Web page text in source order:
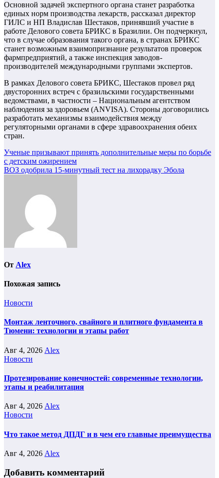
Основной задачей экспертного органа станет разработка
единых норм производства лекарств, рассказал директор
ГИЛС и НП Владислав Шестаков, принявший участие в
работе Делового совета БРИКС в Бразилии. Он подчеркнул,
что в случае образования такого органа, в странах БРИКС
станет возможным взаимопризнание результатов проверок
фармпредприятий, а также инспекция заводов-
производителей международными группами экспертов.
В рамках Делового совета БРИКС, Шестаков провел ряд
двусторонних встреч с бразильскими государственными
ведомствами, в частности – Национальным агентством
наблюдения за здоровьем (ANVISA). Стороны договорились
разработать механизмы взаимодействия между
регуляторными органами в сфере здравоохранения обеих
стран.
Навигация
по
Ученые призывают принять дополнительные меры по борьбе
с детским ожирением
ВОЗ одобрила 15-минутный тест на лихорадку Эбола
От Alex
Похожая запись
Новости
Монтаж ленточного, свайного и плитного фундамента в
Тюмени: технологии и этапы работ
Авг 4, 2026 Alex
Новости
Протезирование конечностей: современные технологии,
этапы и реабилитация
Авг 4, 2026 Alex
Новости
Что такое метод ДПДГ и в чем его главные преимущества
Авг 4, 2026 Alex
Добавить комментарий